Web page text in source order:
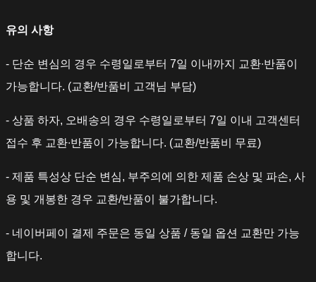
유의 사항
- 단순 변심의 경우 수령일로부터 7일 이내까지 교환∙반품이
가능합니다. (교환/반품비 고객님 부담)
- 상품 하자, 오배송의 경우 수령일로부터 7일 이내 고객센터
접수 후 교환∙반품이 가능합니다. (교환/반품비 무료)
- 제품 특성상 단순 변심, 부주의에 의한 제품 손상 및 파손, 사
용 및 개봉한 경우 교환/반품이 불가합니다.
- 네이버페이 결제 주문은 동일 상품 / 동일 옵션 교환만 가능
합니다.